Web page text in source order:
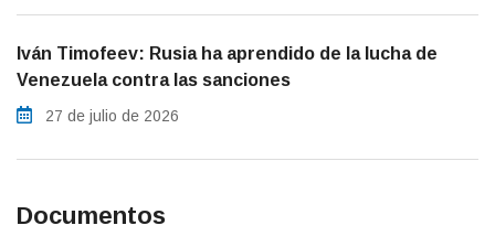
Iván Timofeev: Rusia ha aprendido de la lucha de
Venezuela contra las sanciones
27 de julio de 2026
Documentos